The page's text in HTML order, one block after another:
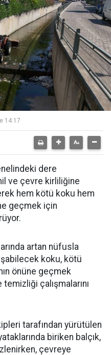
14:17
dere
ve çevre kirliliğine
hem kötü koku hem
geçmek için
artan nüfusla
koku, kötü
önüne geçmek
çalışmalarını
tarafından yürütülen
biriken balçık,
çevreye